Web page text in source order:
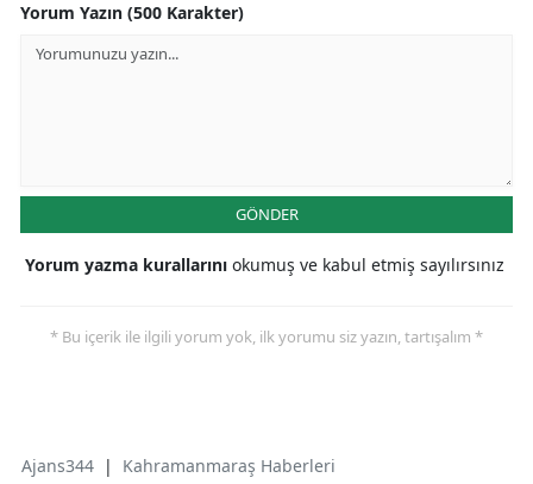
Yorum Yazın (500 Karakter)
GÖNDER
Yorum yazma kurallarını okumuş ve kabul etmiş sayılırsınız
* Bu içerik ile ilgili yorum yok, ilk yorumu siz yazın, tartışalım *
Ajans344 | Kahramanmaraş Haberleri